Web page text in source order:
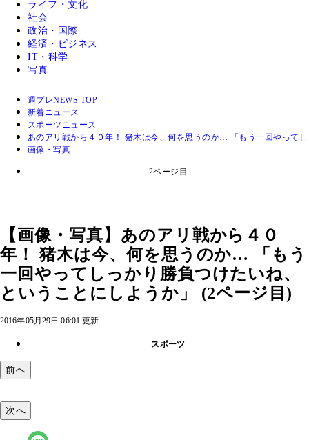
ライフ・文化
社会
政治・国際
経済・ビジネス
IT・科学
写真
週プレNEWS TOP
新着ニュース
スポーツニュース
あのアリ戦から４０年！ 猪木は今、何を思うのか… 「もう一回やって
画像・写真
2ページ目
【画像・写真】あのアリ戦から４０
年！ 猪木は今、何を思うのか… 「もう
一回やってしっかり勝負つけたいね、
ということにしようか」 (2ページ目)
2016年05月29日 06:01 更新
スポーツ
前へ
次へ